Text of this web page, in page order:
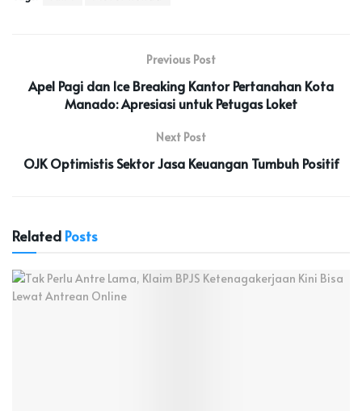
Previous Post
Apel Pagi dan Ice Breaking Kantor Pertanahan Kota
Manado: Apresiasi untuk Petugas Loket
Next Post
OJK Optimistis Sektor Jasa Keuangan Tumbuh Positif
Related Posts